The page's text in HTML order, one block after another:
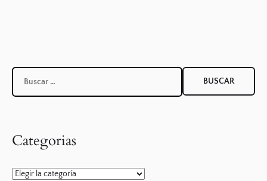
Buscar:
Categorias
Categorias